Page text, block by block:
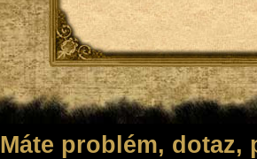
Máte problém,